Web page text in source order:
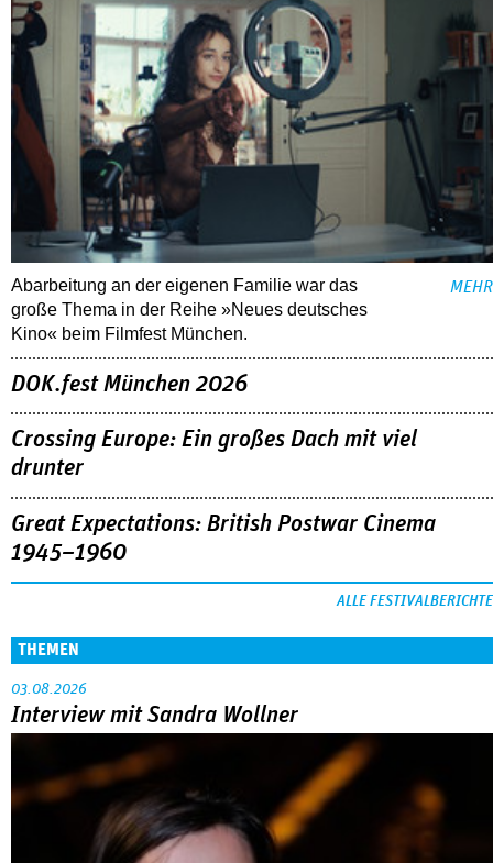
Abarbeitung an der eigenen Familie war das
große Thema in der Reihe »Neues deutsches
Kino« beim Filmfest München.
MEHR
DOK.fest München 2026
Crossing Europe: Ein großes Dach mit viel
drunter
Great Expectations: British Postwar Cinema
1945–1960
ALLE FESTIVALBERICHTE
THEMEN
03.08.2026
Interview mit Sandra Wollner